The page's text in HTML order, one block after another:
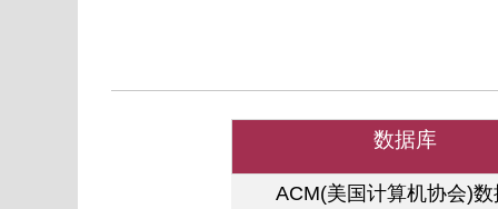
数据库
ACM(美国计算机协会)数